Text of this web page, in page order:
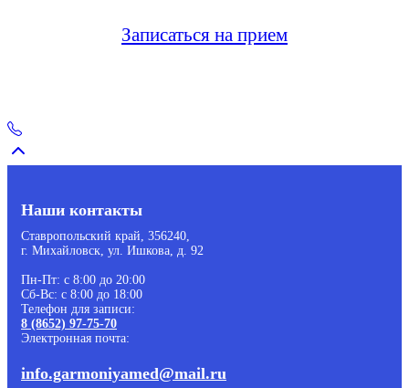
Записаться на прием
Наши контакты
Ставропольский край, 356240,
г. Михайловск, ул. Ишкова, д. 92
Пн-Пт: с 8:00 до 20:00
Сб-Вс: с 8:00 до 18:00
Телефон для записи:
8 (8652) 97-75-70
Электронная почта:
info.garmoniyamed@mail.ru